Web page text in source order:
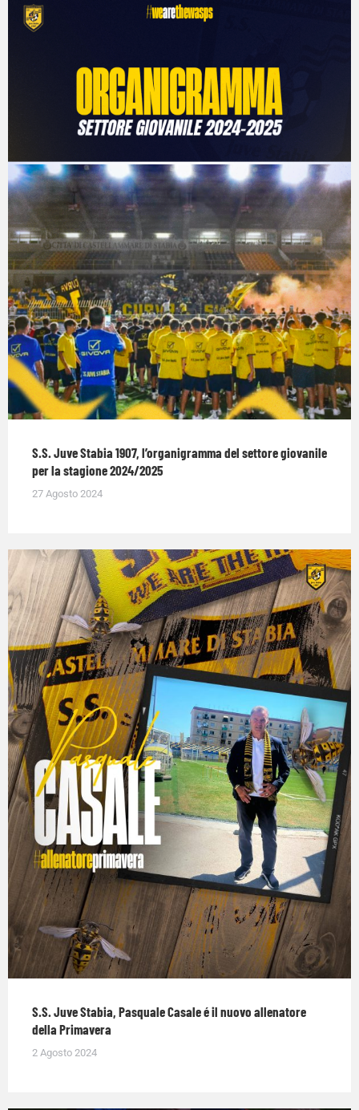
S.S. Juve Stabia 1907, l’organigramma del settore giovanile
per la stagione 2024/2025
27 Agosto 2024
S.S. Juve Stabia, Pasquale Casale é il nuovo allenatore
della Primavera
2 Agosto 2024